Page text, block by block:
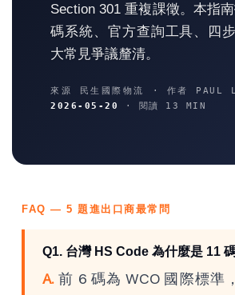
Section 301 重複課徵。本指
碼系統、官方查詢工具、四
大常見爭議釐清。
來源 民生國際物流 · 作者 PAUL
2026-05-20
· 閱讀 13 MIN
FAQ — 5 題進出口商最常問
Q1. 台灣 HS Code 為什麼是 11
A. 前 6 碼為 WCO 國際標準